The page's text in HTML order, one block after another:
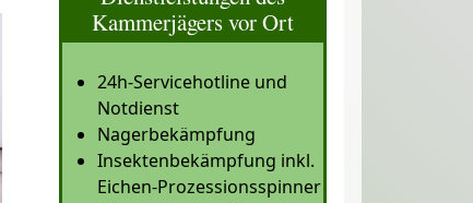
Kammerjägers vor Ort
24h-Servicehotline und
Notdienst
Nagerbekämpfung
Insektenbekämpfung inkl.
Eichen-Prozessionsspinner